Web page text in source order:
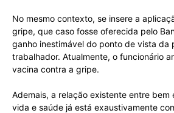
No mesmo contexto, se insere a
gripe, que caso fosse oferecida pelo
ganho inestimável do ponto de vista da
trabalhador. Atualmente, o funcionário
vacina contra a gripe.
Ademais, a relação existente entre bem
vida e saúde já está exaustivamente